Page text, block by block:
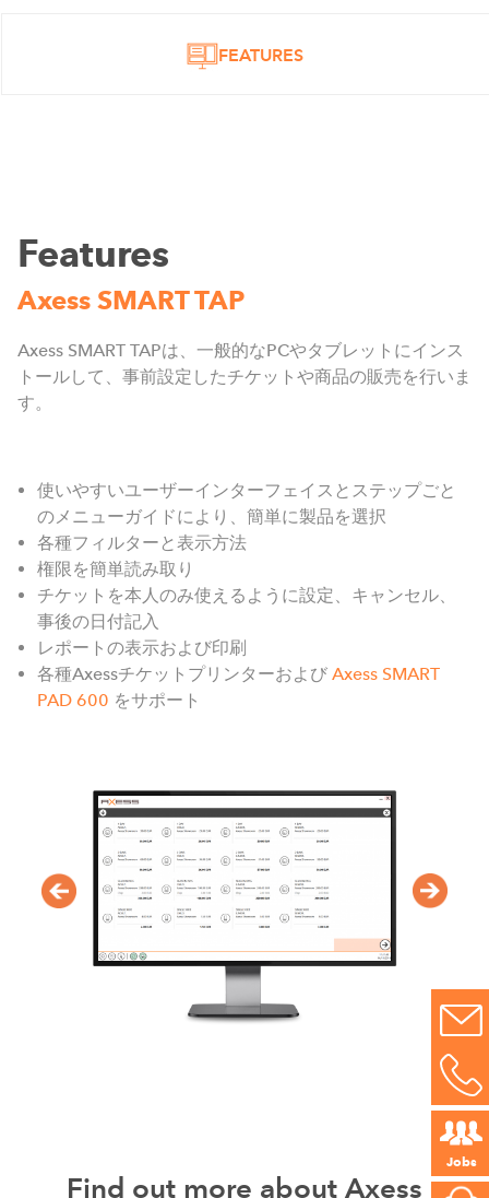
Jobs
FEATURES
Features
Axess SMART TAP
Axess SMART TAPは、一般的なPCやタブレットにインス
トールして、事前設定したチケットや商品の販売を行いま
す。
使いやすいユーザーインターフェイスとステップごと
のメニューガイドにより、簡単に製品を選択
各種フィルターと表示方法
権限を簡単読み取り
チケットを本人のみ使えるように設定、キャンセル、
事後の日付記入
レポートの表示および印刷
各種Axessチケットプリンターおよび Axess SMART
PAD 600 をサポート
Find out more about Axess